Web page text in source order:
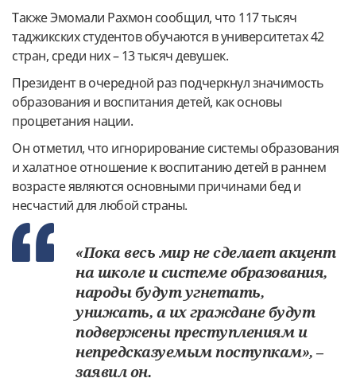
Также Эмомали Рахмон сообщил, что 117 тысяч
таджикских студентов обучаются в университетах 42
стран, среди них – 13 тысяч девушек.
Президент в очередной раз подчеркнул значимость
образования и воспитания детей, как основы
процветания нации.
Он отметил, что игнорирование системы образования
и халатное отношение к воспитанию детей в раннем
возрасте являются основными причинами бед и
несчастий для любой страны.
«Пока весь мир не сделает акцент
на школе и системе образования,
народы будут угнетать,
унижать, а их граждане будут
подвержены преступлениям и
непредсказуемым поступкам», –
заявил он.